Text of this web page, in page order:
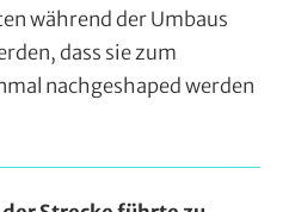
während der Umbaus
dass sie zum
nachgeshaped werden